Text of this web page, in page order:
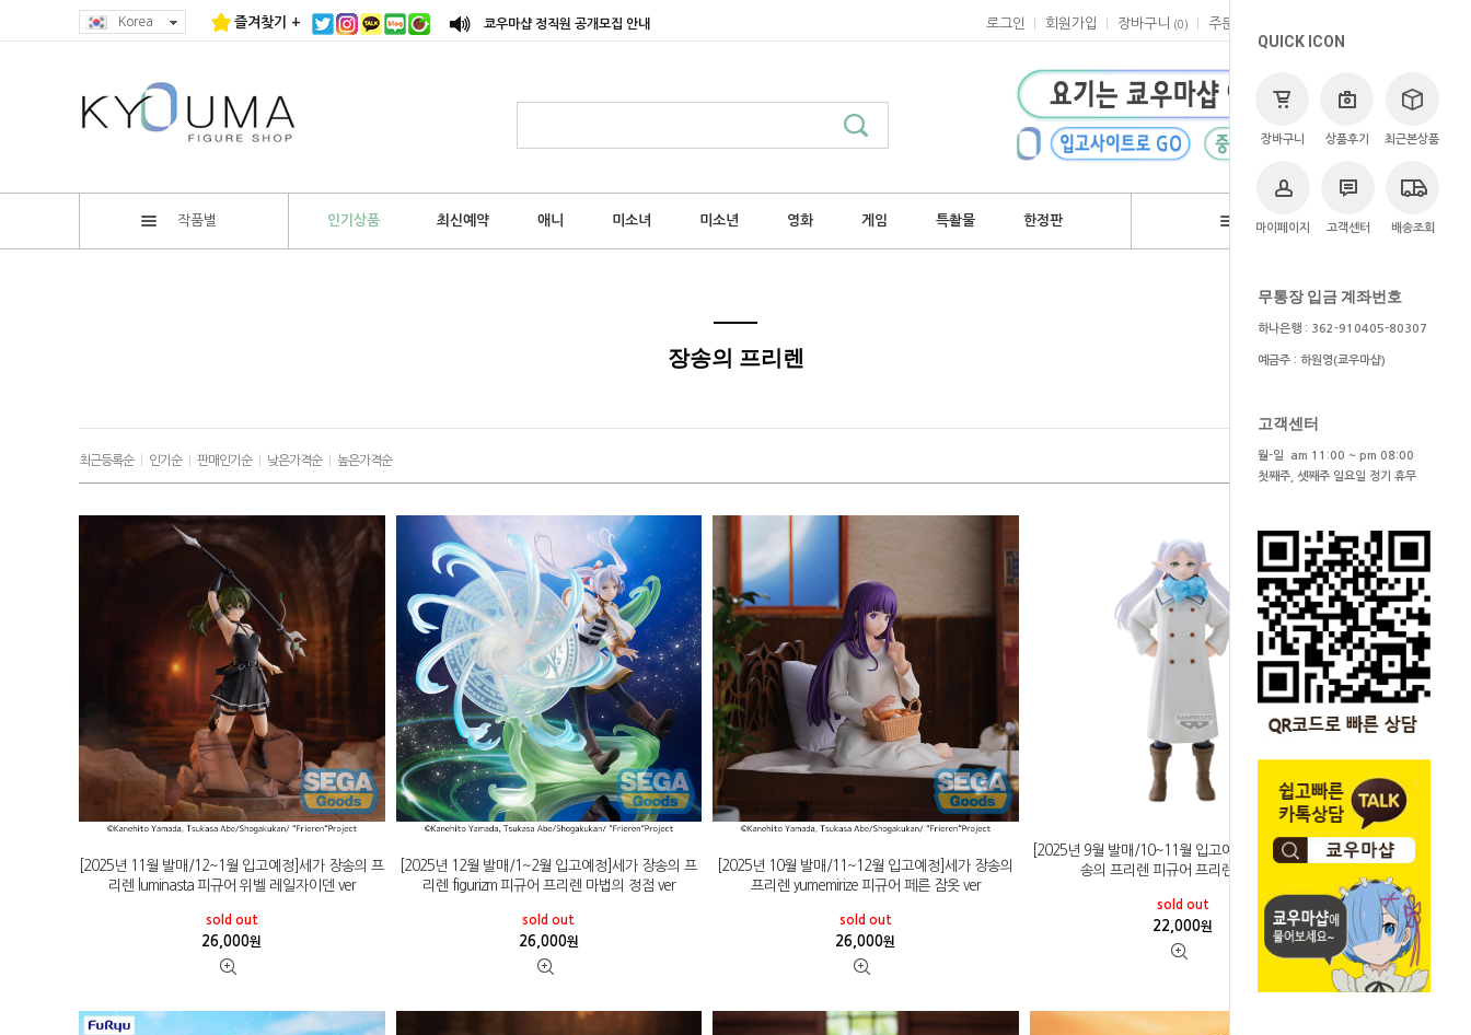
Korea 즐겨찾기 + 쿄우마샵 정직원 공개모집 안내 로그인 회원가입 장바구니 (0 ) 주문
작품별 인기상품 최신예약 애니 미소녀 미소년 영화 게임 특촬물 한정판 브랜드
QUICK ICON
장바구니 상품후기 최근본상품
마이페이지 고객센터 배송조회
무통장 입금 계좌번호
하나은행 : 362-910405-80307
예금주 : 하원영(쿄우마샵)
고객센터
월-일 am 11:00 ~ pm 08:00
첫째주, 셋째주 일요일 정기 휴무
>애니 >장송의 프리렌
장송의 프리렌
최근등록순| 인기순| 판매인기순| 낮은가격순| 높은가격순
[2025년 11월 발매/12~1월 입고예정]세가 장송의 프
리렌 luminasta 피규어 위벨 레일자이덴 ver
sold out
26,000원
[2025년 12월 발매/1~2월 입고예정]세가 장송의 프
리렌 figurizm 피규어 프리렌 마법의 정점 ver
sold out
26,000원
[2025년 10월 발매/11~12월 입고예정]세가 장송의
프리렌 yumemirize 피규어 페른 잠옷 ver
sold out
26,000원
[2025년 9월 발매/10~11월 입고예정]반프레스토 장
송의 프리렌 피규어 프리렌 무후 ver
sold out
22,000원